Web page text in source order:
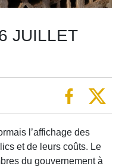
JUILLET
l’affichage des
et de leurs coûts. Le
du gouvernement à